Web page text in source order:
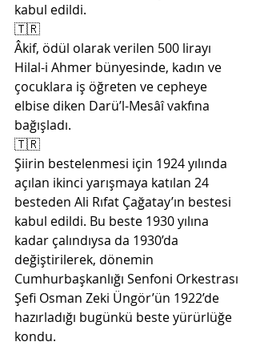
kabul edildi.
🇹🇷
Âkif, ödül olarak verilen 500 lirayı
Hilal-i Ahmer bünyesinde, kadın ve
çocuklara iş öğreten ve cepheye
elbise diken Darü’l-Mesâî vakfına
bağışladı.
🇹🇷
Şiirin bestelenmesi için 1924 yılında
açılan ikinci yarışmaya katılan 24
besteden Ali Rıfat Çağatay’ın bestesi
kabul edildi. Bu beste 1930 yılına
kadar çalındıysa da 1930’da
değiştirilerek, dönemin
Cumhurbaşkanlığı Senfoni Orkestrası
Şefi Osman Zeki Üngör’ün 1922’de
hazırladığı bugünkü beste yürürlüğe
kondu.